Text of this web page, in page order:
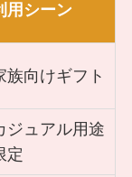
用シーン
族向けギフト
ジュアル用途
定